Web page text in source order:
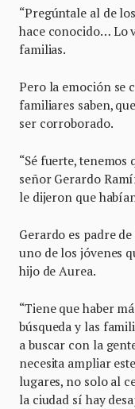
“Pregúntale al de
hace conocido… Lo
familias.
Pero la emoción se
familiares saben,
ser corroborado.
“Sé fuerte, tenemos
señor Gerardo
le dijeron que
Gerardo es padre
uno de los jóvenes
hijo de Aurea.
“Tiene que haber
búsqueda y las
a buscar con la
necesita ampliar
lugares, no solo al
la ciudad sí hay